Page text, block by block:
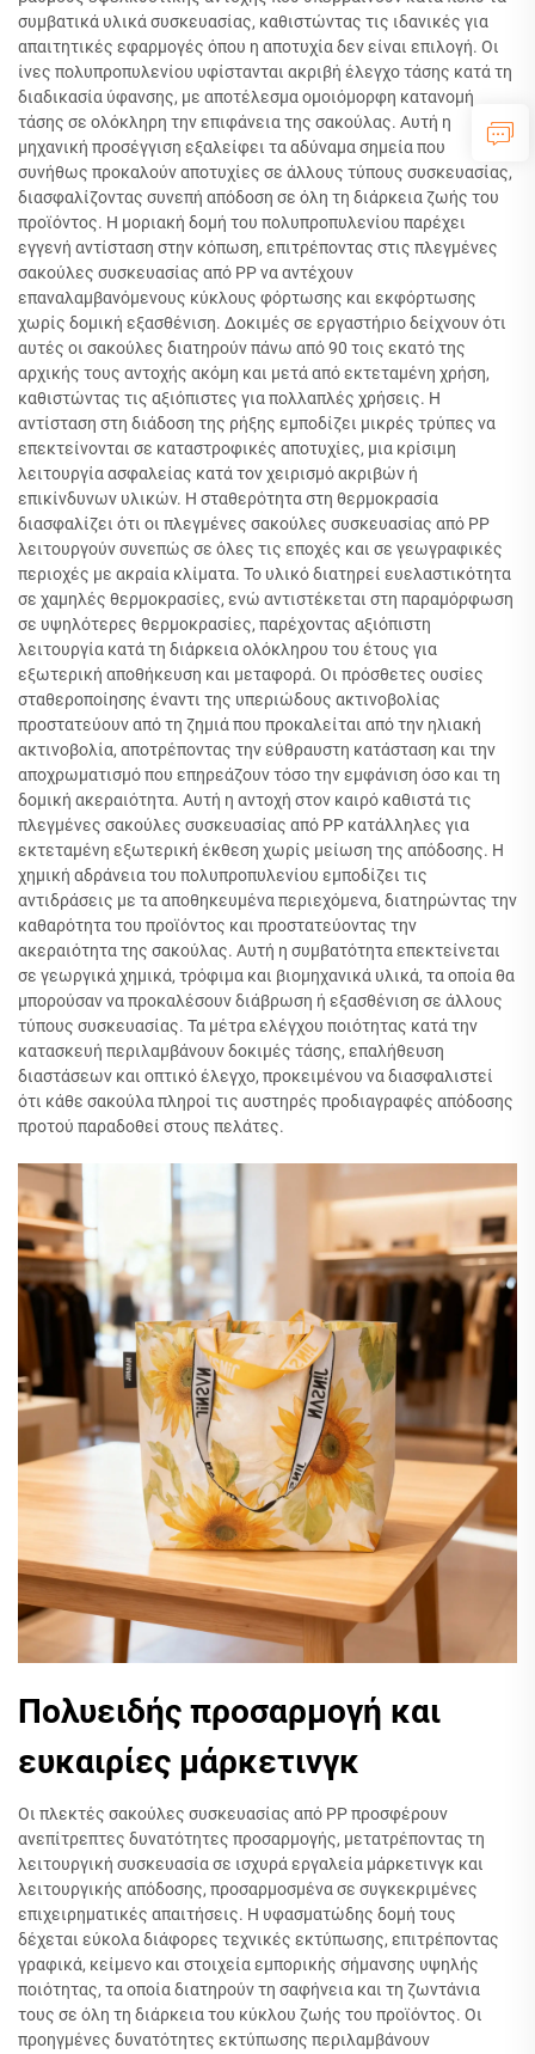
συμβατικά υλικά συσκευασίας, καθιστώντας τις ιδανικές για
απαιτητικές εφαρμογές όπου η αποτυχία δεν είναι επιλογή. Οι
ίνες πολυπροπυλενίου υφίστανται ακριβή έλεγχο τάσης κατά τη
διαδικασία ύφανσης, με αποτέλεσμα ομοιόμορφη κατανομή
τάσης σε ολόκληρη την επιφάνεια της σακούλας. Αυτή η
μηχανική προσέγγιση εξαλείφει τα αδύναμα σημεία που
συνήθως προκαλούν αποτυχίες σε άλλους τύπους συσκευασίας,
διασφαλίζοντας συνεπή απόδοση σε όλη τη διάρκεια ζωής του
προϊόντος. Η μοριακή δομή του πολυπροπυλενίου παρέχει
εγγενή αντίσταση στην κόπωση, επιτρέποντας στις πλεγμένες
σακούλες συσκευασίας από PP να αντέχουν
επαναλαμβανόμενους κύκλους φόρτωσης και εκφόρτωσης
χωρίς δομική εξασθένιση. Δοκιμές σε εργαστήριο δείχνουν ότι
αυτές οι σακούλες διατηρούν πάνω από 90 τοις εκατό της
αρχικής τους αντοχής ακόμη και μετά από εκτεταμένη χρήση,
καθιστώντας τις αξιόπιστες για πολλαπλές χρήσεις. Η
αντίσταση στη διάδοση της ρήξης εμποδίζει μικρές τρύπες να
επεκτείνονται σε καταστροφικές αποτυχίες, μια κρίσιμη
λειτουργία ασφαλείας κατά τον χειρισμό ακριβών ή
επικίνδυνων υλικών. Η σταθερότητα στη θερμοκρασία
διασφαλίζει ότι οι πλεγμένες σακούλες συσκευασίας από PP
λειτουργούν συνεπώς σε όλες τις εποχές και σε γεωγραφικές
περιοχές με ακραία κλίματα. Το υλικό διατηρεί ευελαστικότητα
σε χαμηλές θερμοκρασίες, ενώ αντιστέκεται στη παραμόρφωση
σε υψηλότερες θερμοκρασίες, παρέχοντας αξιόπιστη
λειτουργία κατά τη διάρκεια ολόκληρου του έτους για
εξωτερική αποθήκευση και μεταφορά. Οι πρόσθετες ουσίες
σταθεροποίησης έναντι της υπεριώδους ακτινοβολίας
προστατεύουν από τη ζημιά που προκαλείται από την ηλιακή
ακτινοβολία, αποτρέποντας την εύθραυστη κατάσταση και την
αποχρωματισμό που επηρεάζουν τόσο την εμφάνιση όσο και τη
δομική ακεραιότητα. Αυτή η αντοχή στον καιρό καθιστά τις
πλεγμένες σακούλες συσκευασίας από PP κατάλληλες για
εκτεταμένη εξωτερική έκθεση χωρίς μείωση της απόδοσης. Η
χημική αδράνεια του πολυπροπυλενίου εμποδίζει τις
αντιδράσεις με τα αποθηκευμένα περιεχόμενα, διατηρώντας την
καθαρότητα του προϊόντος και προστατεύοντας την
ακεραιότητα της σακούλας. Αυτή η συμβατότητα επεκτείνεται
σε γεωργικά χημικά, τρόφιμα και βιομηχανικά υλικά, τα οποία θα
μπορούσαν να προκαλέσουν διάβρωση ή εξασθένιση σε άλλους
τύπους συσκευασίας. Τα μέτρα ελέγχου ποιότητας κατά την
κατασκευή περιλαμβάνουν δοκιμές τάσης, επαλήθευση
διαστάσεων και οπτικό έλεγχο, προκειμένου να διασφαλιστεί
ότι κάθε σακούλα πληροί τις αυστηρές προδιαγραφές απόδοσης
προτού παραδοθεί στους πελάτες.
Πολυειδής προσαρμογή και
ευκαιρίες μάρκετινγκ
Οι πλεκτές σακούλες συσκευασίας από PP προσφέρουν
ανεπίτρεπτες δυνατότητες προσαρμογής, μετατρέποντας τη
λειτουργική συσκευασία σε ισχυρά εργαλεία μάρκετινγκ και
λειτουργικής απόδοσης, προσαρμοσμένα σε συγκεκριμένες
επιχειρηματικές απαιτήσεις. Η υφασματώδης δομή τους
δέχεται εύκολα διάφορες τεχνικές εκτύπωσης, επιτρέποντας
γραφικά, κείμενο και στοιχεία εμπορικής σήμανσης υψηλής
ποιότητας, τα οποία διατηρούν τη σαφήνεια και τη ζωντάνια
τους σε όλη τη διάρκεια του κύκλου ζωής του προϊόντος. Οι
προηγμένες δυνατότητες εκτύπωσης περιλαμβάνουν